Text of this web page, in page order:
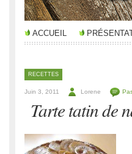
ACCUEIL
RECETTES
Juin 3, 2011 Lorene
Tarte tatin de